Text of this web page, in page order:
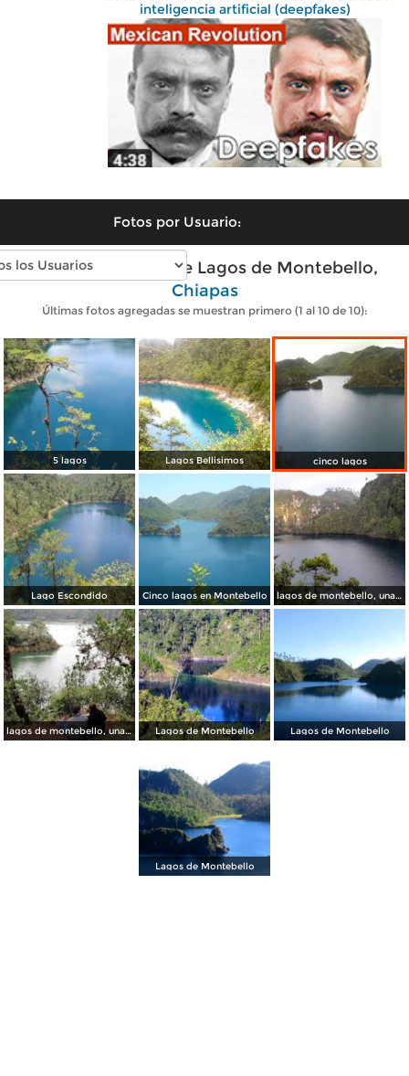
inteligencia artificial (deepfakes)
Fotos por Usuario:
Fotos modernas de Lagos de Montebello,
Chiapas
Últimas fotos agregadas se muestran primero (1 al 10 de 10):
5 lagos Lagos Bellisimos cinco lagos
Lago Escondido Cinco lagos en Montebello lagos de montebello, una vista espectacular -2
lagos de montebello, una romántica vista Lagos de Montebello Lagos de Montebello
Lagos de Montebello